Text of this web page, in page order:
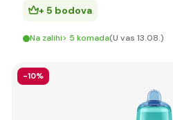
+ 5 bodova
Na zalihi> 5 komada(U vas 13.08.)
-10%